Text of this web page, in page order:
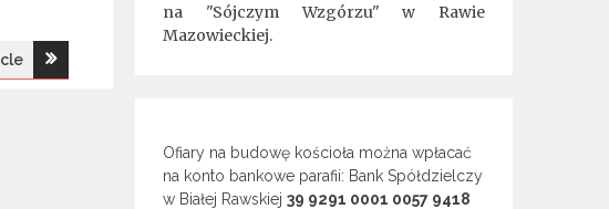
na "Sójczym Wzgórzu" w Rawie
Mazowieckiej.
Ofiary na budowę kościoła można wpłacać
na konto bankowe parafii: Bank Spółdzielczy
w Białej Rawskiej 39 9291 0001 0057 9418